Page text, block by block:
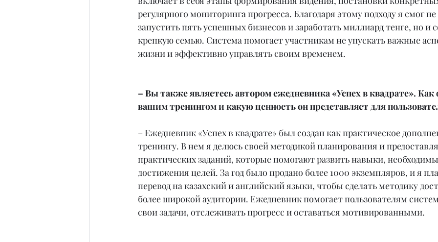
регулярного мониторинга прогресса. Благодаря этому подходу я смог
запустить пять успешных бизнесов и заработать миллиард тенге, но и
крепкую семью. Система помогает участникам не упускать важные
жизни и эффективно управлять своим временем.
– Вы также являетесь автором ежедневника «Успех в квадрате». Как
вашим тренингом и какую ценность он представляет для
– Ежедневник «Успех в квадрате» был создан как практическое
тренингу. В нем я делюсь своей методикой планирования и
практических заданий, которые помогают развить навыки,
достижения целей. За год было продано более 1000 экземпляров, и я
перевод на казахский и английский языки, чтобы сделать методику
более широкой аудитории. Ежедневник помогает пользователям
свои задачи, отслеживать прогресс и оставаться мотивированными.